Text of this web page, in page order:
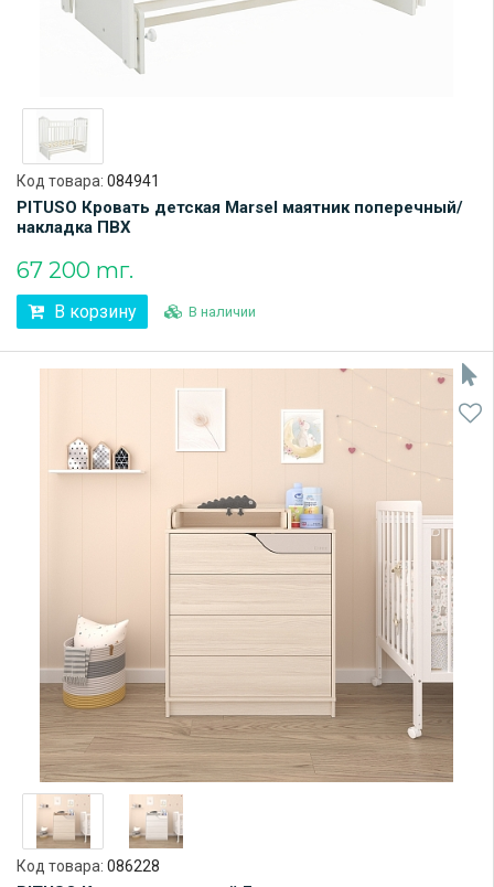
Код товара: 084941
PITUSO Кровать детская Marsel маятник поперечный/
накладка ПВХ
67 200 тг.
В корзину В наличии
Код товара: 086228